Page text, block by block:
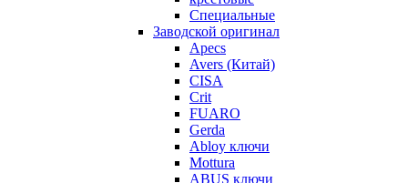
Специальные
Заводской оригинал
Apecs
Avers (Китай)
CISA
Crit
FUARO
Gerda
Abloy ключи
Mottura
ABUS ключи